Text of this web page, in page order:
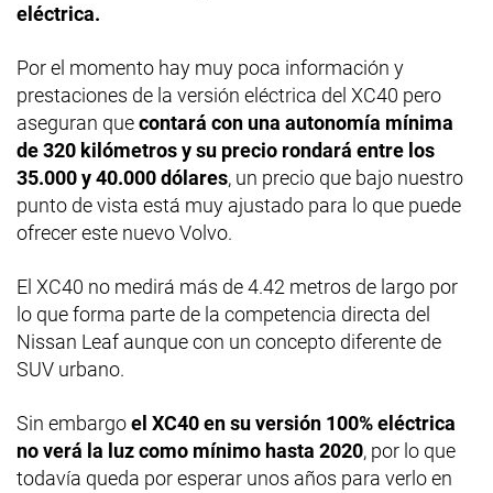
eléctrica.
Por el momento hay muy poca información y
prestaciones de la versión eléctrica del XC40 pero
aseguran quecontará con una autonomía mínima
de 320 kilómetros y su precio rondará entre los
35.000 y 40.000 dólares, un precio que bajo nuestro
punto de vista está muy ajustado para lo que puede
ofrecer este nuevo Volvo.
El XC40 no medirá más de 4.42 metros de largo por
lo que forma parte de la competencia directa del
Nissan Leaf aunque con un concepto diferente de
SUV urbano.
Sin embargoel XC40 en su versión 100% eléctrica
no verá la luz como mínimo hasta 2020, por lo que
todavía queda por esperar unos años para verlo en